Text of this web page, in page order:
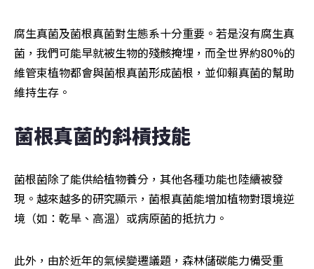
腐生真菌及菌根真菌對生態系十分重要。若是沒有腐生真
菌，我們可能早就被生物的殘骸掩埋，而全世界約80%的
維管束植物都會與菌根真菌形成菌根，並仰賴真菌的幫助
維持生存。
菌根真菌的斜槓技能
菌根菌除了能供給植物養分，其他各種功能也陸續被發
現。越來越多的研究顯示，菌根真菌能增加植物對環境逆
境（如：乾旱、高溫）或病原菌的抵抗力。
此外，由於近年的氣候變遷議題，森林儲碳能力備受重